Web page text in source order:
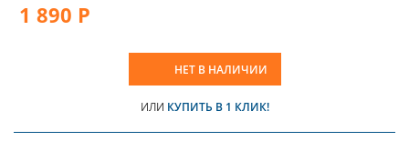
1 890 Р
НЕТ В НАЛИЧИИ
ИЛИ КУПИТЬ В 1 КЛИК!